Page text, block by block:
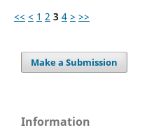
<< < 1 2 3 4 > >>
Make a Submission
Information